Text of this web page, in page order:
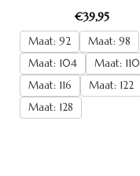
€39,95
Maat: 92
Maat: 98
Maat: 104
Maat: 110
Maat: 116
Maat: 122
Maat: 128